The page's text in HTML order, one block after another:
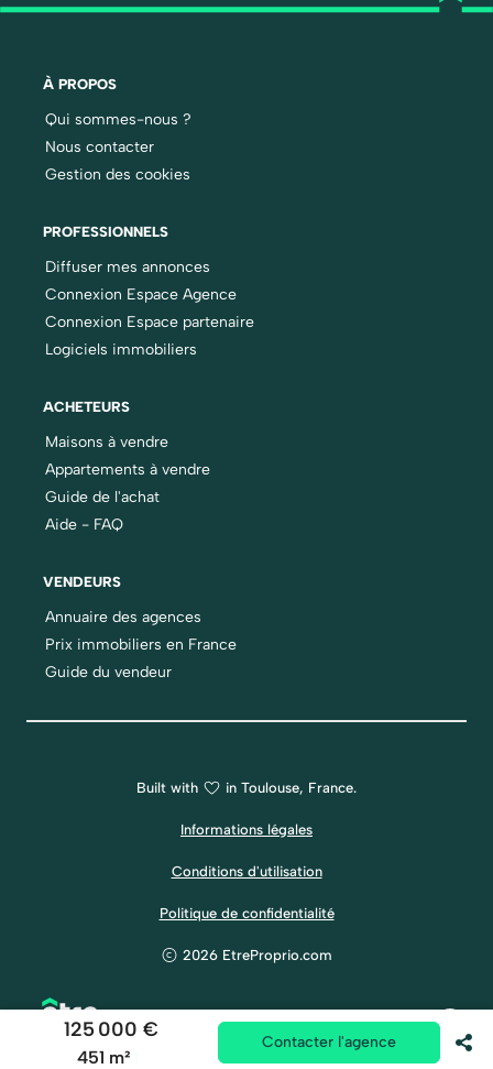
125 000 €
451 m²
Contacter l'agence
À PROPOS
Qui sommes-nous ?
Nous contacter
Gestion des cookies
PROFESSIONNELS
Diffuser mes annonces
Connexion Espace Agence
Connexion Espace partenaire
Logiciels immobiliers
ACHETEURS
Maisons à vendre
Appartements à vendre
Guide de l'achat
Aide - FAQ
VENDEURS
Annuaire des agences
Prix immobiliers en France
Guide du vendeur
Built with in Toulouse, France.
Informations légales
Conditions d'utilisation
Politique de confidentialité
2026 EtreProprio.com